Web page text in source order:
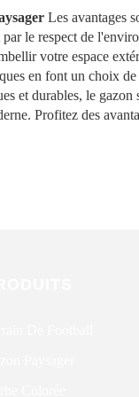
Les avantages
le respect de
votre espace
en font un choix
et durables, le
Profitez des